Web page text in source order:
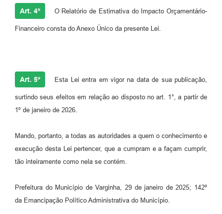
Art. 4º O Relatório de Estimativa do Impacto Orçamentário-
Financeiro consta do Anexo Único da presente Lei.
Art. 5º Esta Lei entra em vigor na data de sua publicação,
surtindo seus efeitos em relação ao disposto no art. 1°, a partir de
1º de janeiro de 2026.
Mando, portanto, a todas as autoridades a quem o conhecimento e
execução desta Lei pertencer, que a cumpram e a façam cumprir,
tão inteiramente como nela se contém.
Prefeitura do Município de Varginha, 29 de janeiro de 2025; 142º
da Emancipação Político Administrativa do Município.